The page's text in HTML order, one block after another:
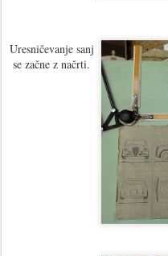
Uresničevanje sanj
se začne z načrti.